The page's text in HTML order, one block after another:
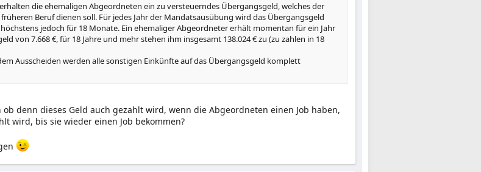
die ehemaligen Abgeordneten ein zu versteuerndes Übergangsgeld, welches der
Beruf dienen soll. Für jedes Jahr der Mandatsausübung wird das Übergangsgeld
jedoch für 18 Monate. Ein ehemaliger Abgeordneter erhält momentan für ein Jahr
von 7.668 €, für 18 Jahre und mehr stehen ihm insgesamt 138.024 € zu (zu zahlen in 18
Ausscheiden werden alle sonstigen Einkünfte auf das Übergangsgeld komplett
denn dieses Geld auch gezahlt wird, wenn die Abgeordneten einen Job haben,
wird, bis sie wieder einen Job bekommen?